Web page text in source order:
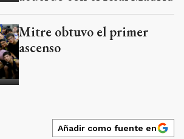
Mitre obtuvo el primer
ascenso
Añadir como fuente en